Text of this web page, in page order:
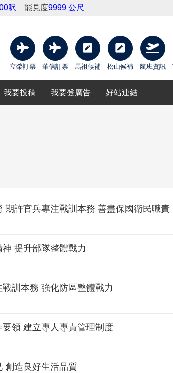
呎 能見度9999 公尺
立榮訂票 華信訂票 馬祖候補 松山候補 航班資訊
我要投稿 我要登廣告 好站連結
許官兵專注戰訓本務 善盡保國衛民職責
提升部隊整體戰力
訓本務 強化防區整體戰力
領 建立專人專責管理制度
創造良好生活品質